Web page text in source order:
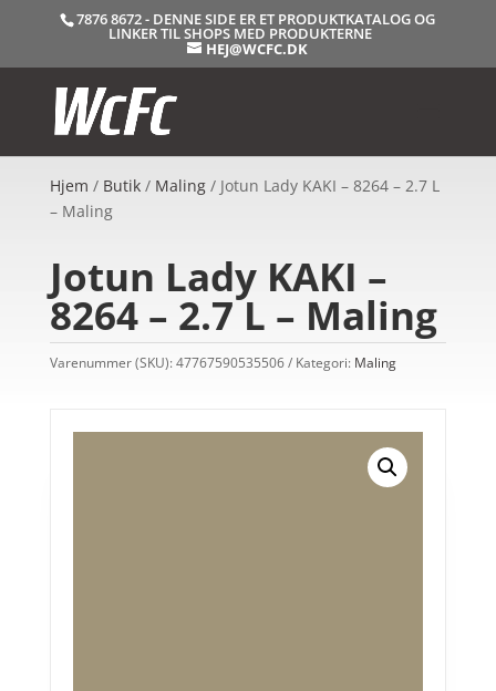
7876 8672 - DENNE SIDE ER ET PRODUKTKATALOG OG
LINKER TIL SHOPS MED PRODUKTERNE
HEJ@WCFC.DK
Hjem / Butik/ Maling/ Jotun Lady KAKI – 8264 – 2.7 L
– Maling
Jotun Lady KAKI –
8264 – 2.7 L – Maling
Varenummer (SKU):47767590535506 Kategori: Maling